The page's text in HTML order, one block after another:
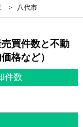
八代市
買件数と不動
格など）
件数